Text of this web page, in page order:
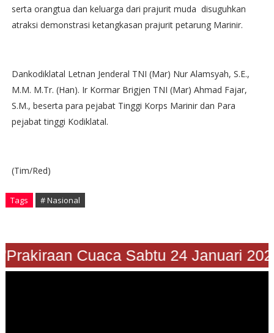
serta orangtua dan keluarga dari prajurit muda disuguhkan
atraksi demonstrasi ketangkasan prajurit petarung Marinir.
Dankodiklatal Letnan Jenderal TNI (Mar) Nur Alamsyah, S.E.,
M.M. M.Tr. (Han). Ir Kormar Brigjen TNI (Mar) Ahmad Fajar,
S.M., beserta para pejabat Tinggi Korps Marinir dan Para
pejabat tinggi Kodiklatal.
(Tim/Red)
Tags # Nasional
"Prakiraan Cuaca Sabtu 24 Januari